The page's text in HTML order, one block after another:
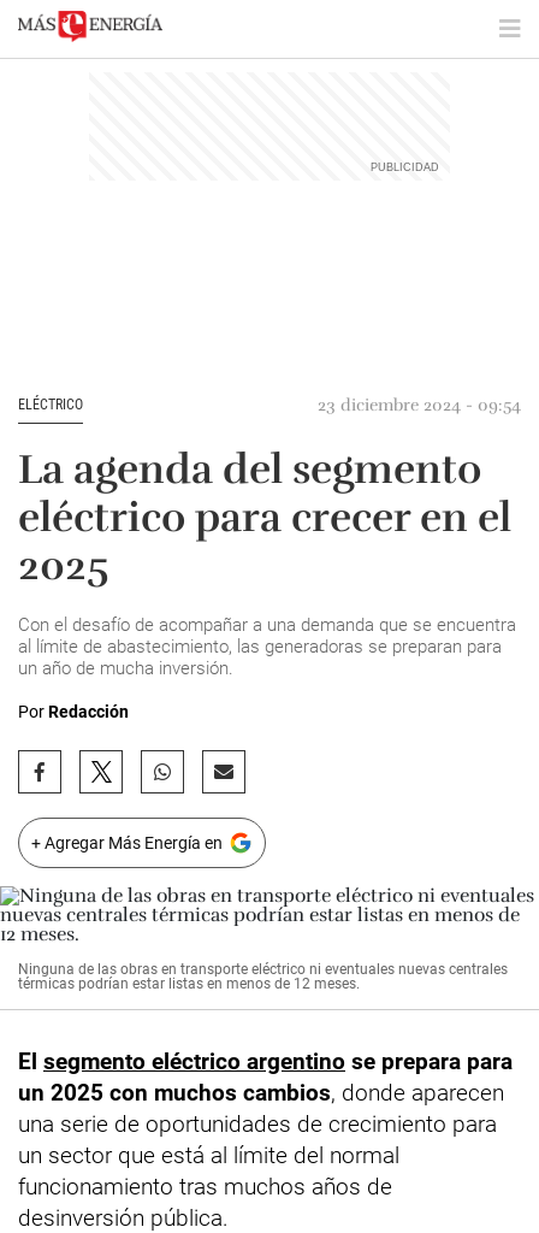
ELÉCTRICO 23 diciembre 2024 - 09:54
La agenda del segmento
eléctrico para crecer en el
2025
Con el desafío de acompañar a una demanda que se encuentra
al límite de abastecimiento, las generadoras se preparan para
un año de mucha inversión.
PorRedacción
+ Agregar Más Energía en
Ninguna de las obras en transporte eléctrico ni eventuales nuevas centrales
térmicas podrían estar listas en menos de 12 meses.
El segmento eléctrico argentino se prepara para
un 2025 con muchos cambios, donde aparecen
una serie de oportunidades de crecimiento para
un sector que está al límite del normal
funcionamiento tras muchos años de
desinversión pública.